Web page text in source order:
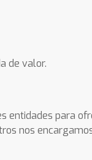
de valor.
entidades para
nos